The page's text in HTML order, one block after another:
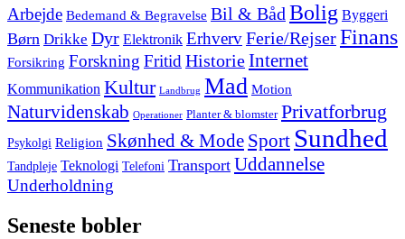
Arbejde Bedemand & Begravelse Bil & Båd Bolig Byggeri
Børn Drikke Dyr Elektronik ErhvervFerie/RejserFinans
Forsikring Forskning Fritid HistorieInternet
Kommunikation Kultur Landbrug Mad Motion
Naturvidenskab Operationer Planter & blomster Privatforbrug
Psykolgi Religion Skønhed & Mode Sport Sundhed
Tandpleje Teknologi Telefoni Transport Uddannelse
Underholdning
Seneste bobler